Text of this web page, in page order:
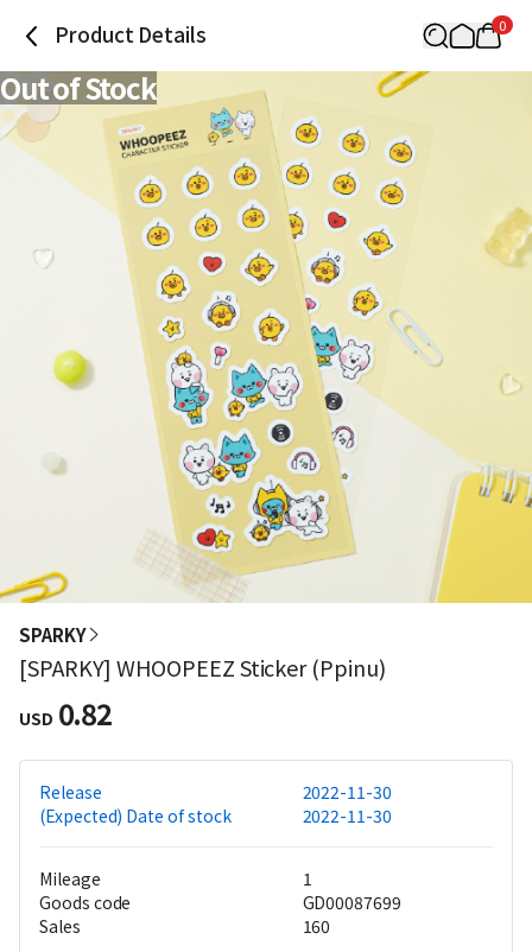
Product Details 0
Out of Stock
SPARKY
[SPARKY] WHOOPEEZ Sticker (Ppinu)
USD 0.82
Release
2022-11-30
(Expected) Date of stock
2022-11-30
Mileage
1
Goods code
GD00087699
Sales
160